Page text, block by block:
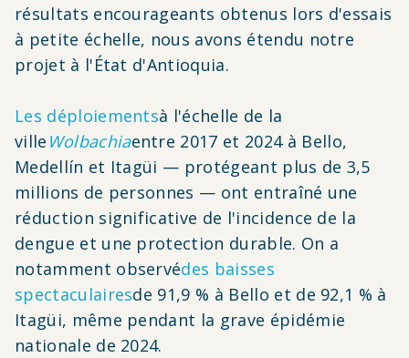
résultats encourageants obtenus lors d'essais
à petite échelle, nous avons étendu notre
projet à l'État d'Antioquia.
Les déploiementsà l'échelle de la
ville Wolbachiaentre 2017 et 2024 à Bello,
Medellín et Itagüi — protégeant plus de 3,5
millions de personnes — ont entraîné une
réduction significative de l'incidence de la
dengue et une protection durable. On a
notamment observédes baisses
spectaculairesde 91,9 % à Bello et de 92,1 % à
Itagüi, même pendant la grave épidémie
nationale de 2024.